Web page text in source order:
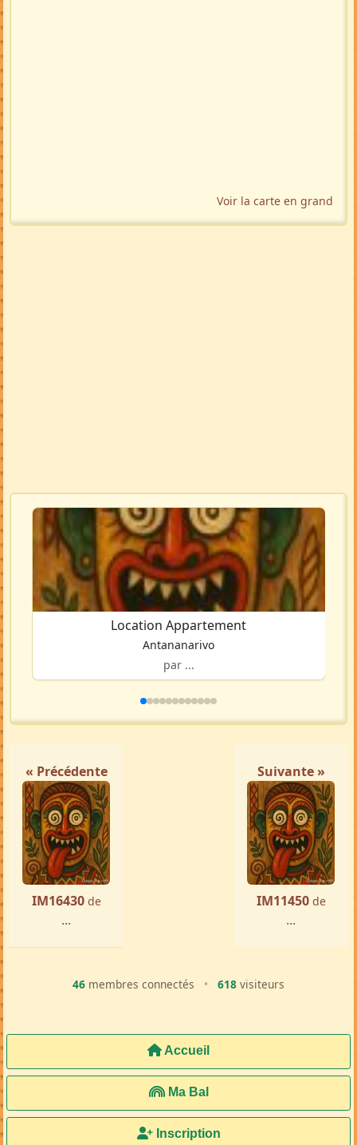
Voir la carte en grand
Location Appartement
Antananarivo
par ...
« Précédente
IM16430 de
...
Suivante »
IM11450 de
...
46 membres connectés • 618 visiteurs
Accueil
Ma Bal
Inscription